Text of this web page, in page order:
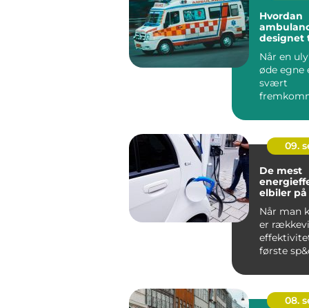
Hvordan
designet
Når en
øde egne
svært
09.
De mest
elbiler
Når man
er
første
08.